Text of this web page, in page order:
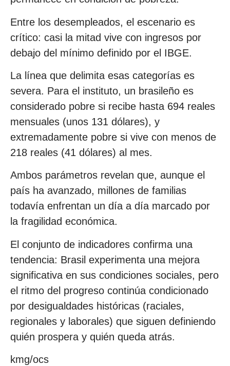
Entre los desempleados, el escenario es
crítico: casi la mitad vive con ingresos por
debajo del mínimo definido por el IBGE.
La línea que delimita esas categorías es
severa. Para el instituto, un brasileño es
considerado pobre si recibe hasta 694 reales
mensuales (unos 131 dólares), y
extremadamente pobre si vive con menos de
218 reales (41 dólares) al mes.
Ambos parámetros revelan que, aunque el
país ha avanzado, millones de familias
todavía enfrentan un día a día marcado por
la fragilidad económica.
El conjunto de indicadores confirma una
tendencia: Brasil experimenta una mejora
significativa en sus condiciones sociales, pero
el ritmo del progreso continúa condicionado
por desigualdades históricas (raciales,
regionales y laborales) que siguen definiendo
quién prospera y quién queda atrás.
kmg/ocs